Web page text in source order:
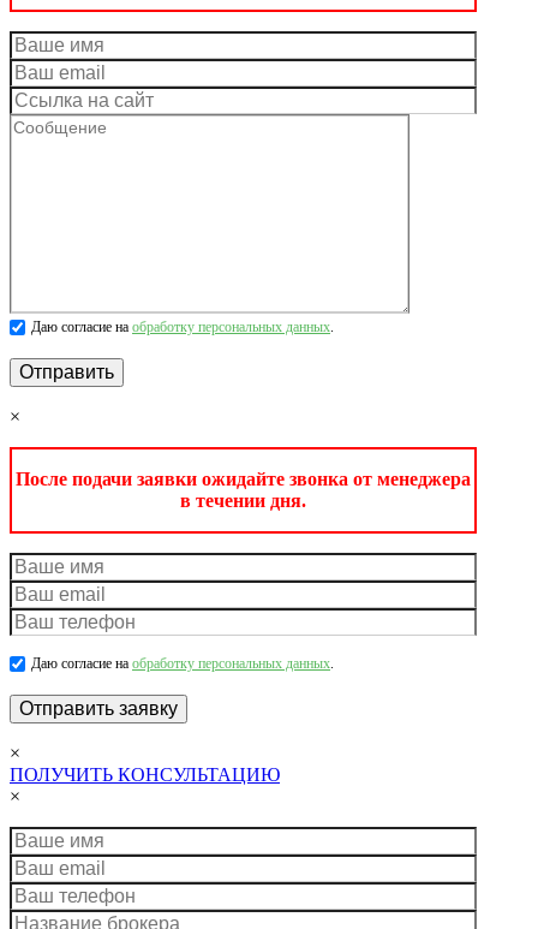
Даю согласие на обработку персональных данных.
×
После подачи заявки ожидайте звонка от менеджера
в течении дня.
Даю согласие на обработку персональных данных.
×
ПОЛУЧИТЬ КОНСУЛЬТАЦИЮ
×